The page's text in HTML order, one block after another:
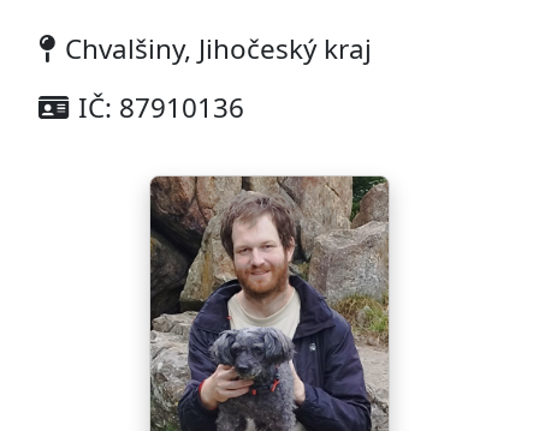
Chvalšiny, Jihočeský kraj
IČ: 87910136